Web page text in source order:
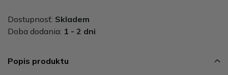
Dostupnosť: Skladem
Doba dodania: 1 - 2 dni
Popis produktu